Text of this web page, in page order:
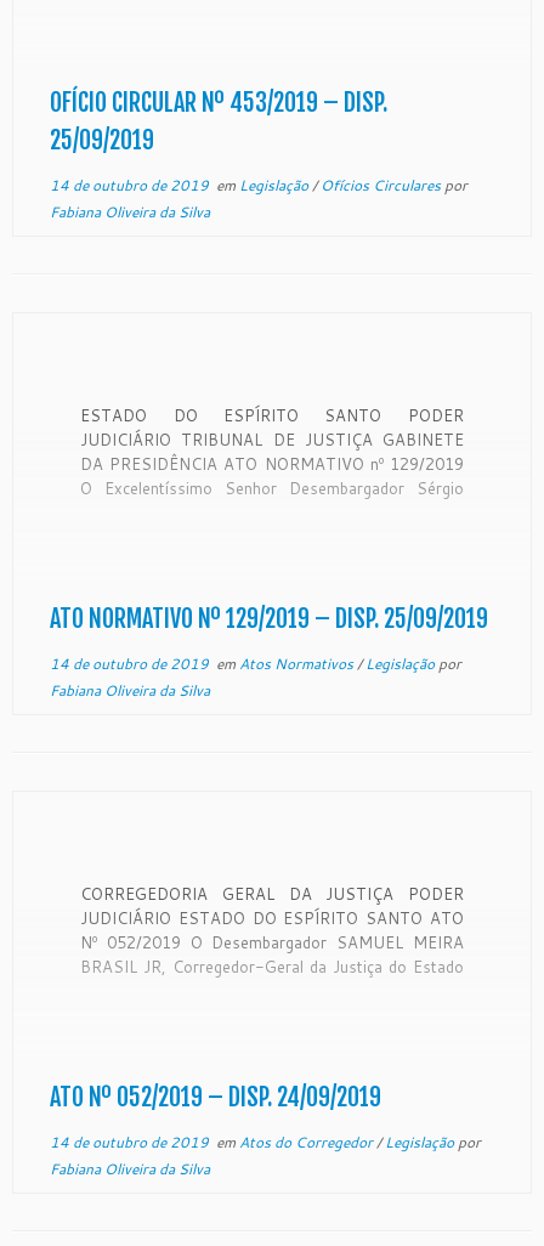
atribuições legais: CONSIDERANDO que a
Corregedoria Geral da Justiça é órgão de
fiscalização, disciplina […]
OFÍCIO CIRCULAR Nº 453/2019 – DISP.
25/09/2019
14 de outubro de 2019em Legislação/Ofícios Circularespor
Fabiana Oliveira da Silva
ESTADO DO ESPÍRITO SANTO PODER
JUDICIÁRIO TRIBUNAL DE JUSTIÇA GABINETE
DA PRESIDÊNCIA ATO NORMATIVO nº 129/2019
O Excelentíssimo Senhor Desembargador Sérgio
ATO NORMATIVO Nº 129/2019 – DISP. 25/09/2019
14 de outubro de 2019em Atos Normativos/Legislaçãopor
Fabiana Oliveira da Silva
CORREGEDORIA GERAL DA JUSTIÇA PODER
JUDICIÁRIO ESTADO DO ESPÍRITO SANTO ATO
Nº 052/2019 O Desembargador SAMUEL MEIRA
BRASIL JR, Corregedor-Geral da Justiça do Estado
ATO Nº 052/2019 – DISP. 24/09/2019
14 de outubro de 2019em Atos do Corregedor/Legislaçãopor
Fabiana Oliveira da Silva